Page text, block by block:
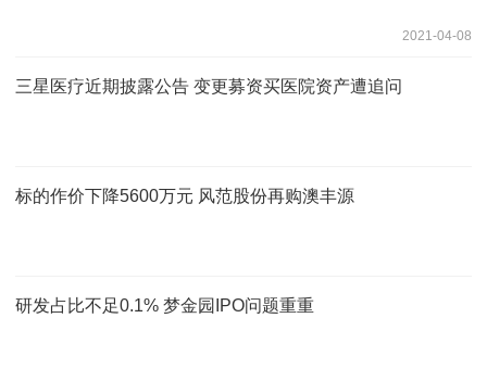
2021-04-08
三星医疗近期披露公告 变更募资买医院资产遭追问
标的作价下降5600万元 风范股份再购澳丰源
研发占比不足0.1% 梦金园IPO问题重重